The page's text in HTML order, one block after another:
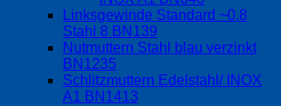
Linksgewinde Standard ~0.8
Stahl 8 BN139
Nutmuttern Stahl blau verzinkt
BN1235
Schlitzmuttern Edelstahl/ INOX
A1 BN1413